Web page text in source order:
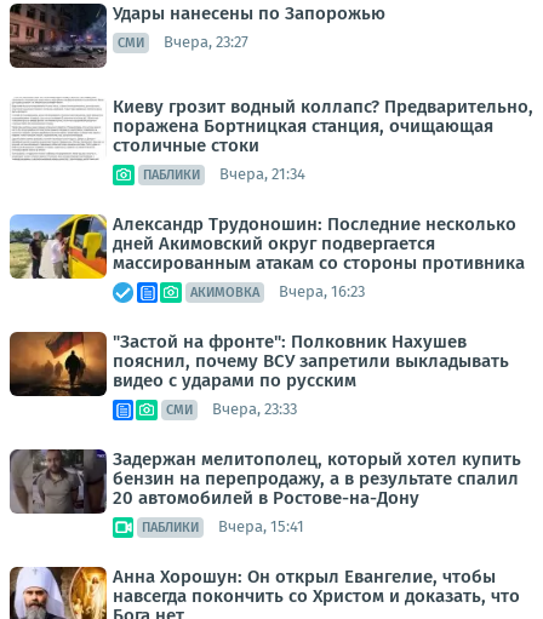
Удары нанесены по Запорожью
СМИ Вчера, 23:27
Киеву грозит водный коллапс? Предварительно,
поражена Бортницкая станция, очищающая
столичные стоки
ПАБЛИКИ Вчера, 21:34
Александр Трудоношин: Последние несколько
дней Акимовский округ подвергается
массированным атакам со стороны противника
АКИМОВКА Вчера, 16:23
"Застой на фронте": Полковник Нахушев
пояснил, почему ВСУ запретили выкладывать
видео с ударами по русским
СМИ Вчера, 23:33
Задержан мелитополец, который хотел купить
бензин на перепродажу, а в результате спалил
20 автомобилей в Ростове-на-Дону
ПАБЛИКИ Вчера, 15:41
Анна Хорошун: Он открыл Евангелие, чтобы
навсегда покончить со Христом и доказать, что